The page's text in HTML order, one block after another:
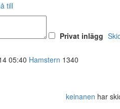
till
Privat inlägg
05:40 Hamstern 1340
keinanen har